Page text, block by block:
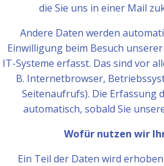
die Sie uns in einer Mail
Andere Daten werden
Einwilligung beim Besuch
IT-Systeme erfasst. Das sind vor
B. Internetbrowser,
Seitenaufrufs). Die Erfassung
automatisch, sobald Sie
Wofür nutzen wir
Ein Teil der Daten wird